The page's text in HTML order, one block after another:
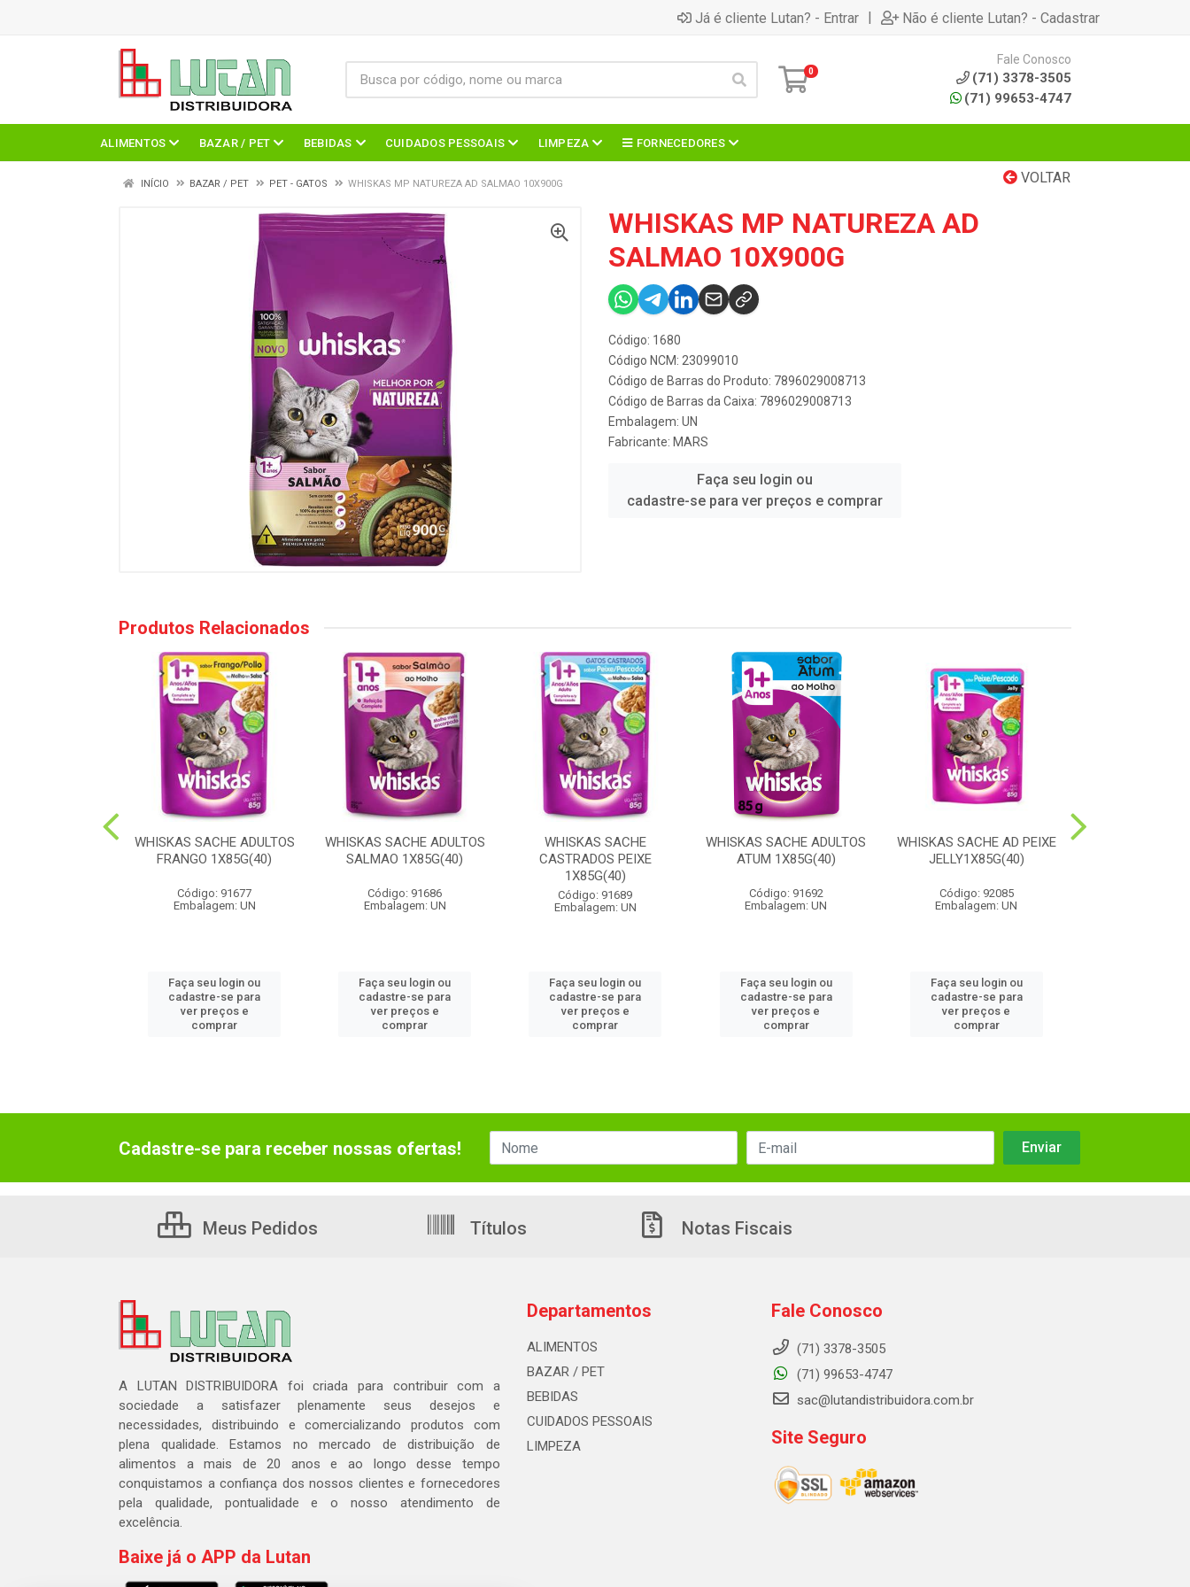
Já é cliente Lutan? - Entrar | Não é cliente Lutan? - Cadastrar
0
Fale Conosco
(71) 3378-3505
(71) 99653-4747
ALIMENTOS BAZAR / PET BEBIDAS CUIDADOS PESSOAIS LIMPEZA FORNECEDORES
VOLTAR
INÍCIO BAZAR / PET PET - GATOS WHISKAS MP NATUREZA AD SALMAO 10X900G
WHISKAS MP NATUREZA AD
SALMAO 10X900G
Código: 1680
Código NCM: 23099010
Código de Barras do Produto: 7896029008713
Código de Barras da Caixa: 7896029008713
Embalagem: UN
Fabricante: MARS
Faça seu login ou
cadastre-se para ver preços e comprar
Produtos Relacionados
WHISKAS SACHE ADULTOS
FRANGO 1X85G(40)
Código: 91677
Embalagem: UN
Faça seu login ou
cadastre-se para
ver preços e
comprar
WHISKAS SACHE ADULTOS
SALMAO 1X85G(40)
Código: 91686
Embalagem: UN
Faça seu login ou
cadastre-se para
ver preços e
comprar
WHISKAS SACHE
CASTRADOS PEIXE
1X85G(40)
Código: 91689
Embalagem: UN
Faça seu login ou
cadastre-se para
ver preços e
comprar
WHISKAS SACHE ADULTOS
ATUM 1X85G(40)
Código: 91692
Embalagem: UN
Faça seu login ou
cadastre-se para
ver preços e
comprar
WHISKAS SACHE AD PEIXE
JELLY1X85G(40)
Código: 92085
Embalagem: UN
Faça seu login ou
cadastre-se para
ver preços e
comprar
Cadastre-se para receber nossas ofertas!
Meus Pedidos Títulos Notas Fiscais
A LUTAN DISTRIBUIDORA foi criada para contribuir com a
sociedade a satisfazer plenamente seus desejos e
necessidades, distribuindo e comercializando produtos com
plena qualidade. Estamos no mercado de distribuição de
alimentos a mais de 20 anos e ao longo desse tempo
conquistamos a confiança dos nossos clientes e fornecedores
pela qualidade, pontualidade e o nosso atendimento de
excelência.
Baixe já o APP da Lutan
Departamentos
ALIMENTOS
BAZAR / PET
BEBIDAS
CUIDADOS PESSOAIS
LIMPEZA
Fale Conosco
(71) 3378-3505
(71) 99653-4747
sac@lutandistribuidora.com.br
Site Seguro